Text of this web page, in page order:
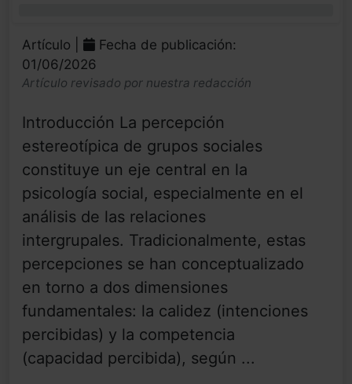
Artículo |
Fecha de publicación:
01/06/2026
Artículo revisado por nuestra redacción
Introducción La percepción
estereotípica de grupos sociales
constituye un eje central en la
psicología social, especialmente en el
análisis de las relaciones
intergrupales. Tradicionalmente, estas
percepciones se han conceptualizado
en torno a dos dimensiones
fundamentales: la calidez (intenciones
percibidas) y la competencia
(capacidad percibida), según ...